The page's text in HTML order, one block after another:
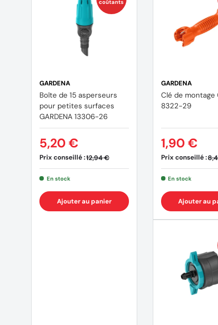
coûtants
GARDENA
Boîte de 15 asperseurs
pour petites surfaces
GARDENA 13306-26
Prix conseillé :12,94 €
5,20 €
En stock
Ajouter au panier
GARDENA
Clé de montage
8322-29
Prix conseillé :
1,90 €
En stock
Ajouter au